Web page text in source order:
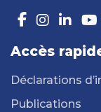
Accès
Déclarations
Publications